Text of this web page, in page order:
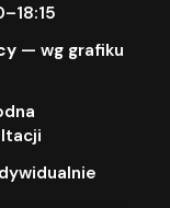
— wg grafiku